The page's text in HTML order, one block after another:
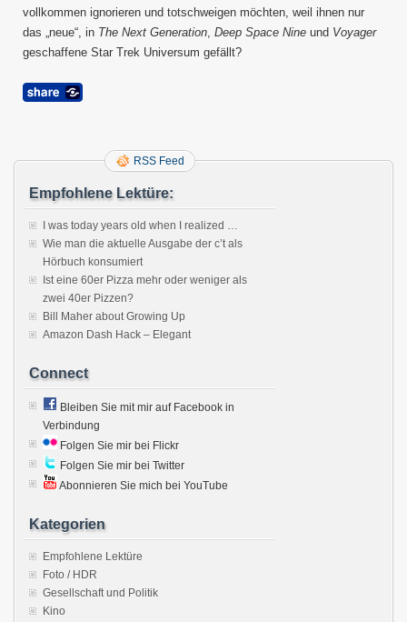
vollkommen ignorieren und totschweigen möchten, weil ihnen nur
das „neue“, in The Next Generation, Deep Space Nine und Voyager
geschaffene Star Trek Universum gefällt?
RSS Feed
Empfohlene Lektüre:
I was today years old when I realized …
Wie man die aktuelle Ausgabe der c’t als
Hörbuch konsumiert
Ist eine 60er Pizza mehr oder weniger als
zwei 40er Pizzen?
Bill Maher about Growing Up
Amazon Dash Hack – Elegant
Connect
Bleiben Sie mit mir auf Facebook in
Verbindung
Folgen Sie mir bei Flickr
Folgen Sie mir bei Twitter
Abonnieren Sie mich bei YouTube
Kategorien
Empfohlene Lektüre
Foto / HDR
Gesellschaft und Politik
Kino